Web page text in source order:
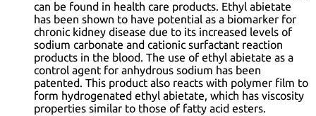
can be found in health care products. Ethyl abietate
has been shown to have potential as a biomarker for
chronic kidney disease due to its increased levels of
sodium carbonate and cationic surfactant reaction
products in the blood. The use of ethyl abietate as a
control agent for anhydrous sodium has been
patented. This product also reacts with polymer film to
form hydrogenated ethyl abietate, which has viscosity
properties similar to those of fatty acid esters.